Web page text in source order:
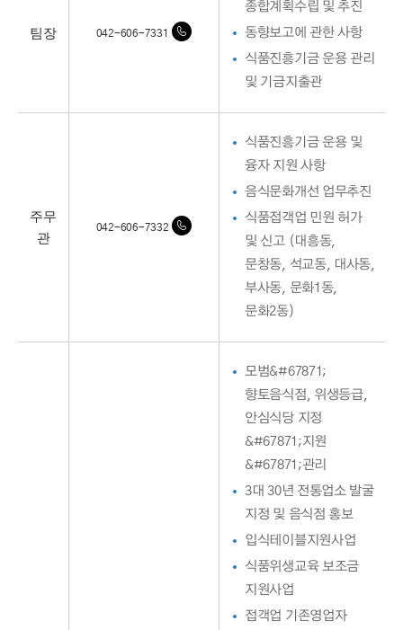
팀장 042-606-7331
종합계획수립 및 추진
동향보고에 관한 사항
식품진흥기금 운용 관리
및 기금지출관
주무
관
042-606-7332
식품진흥기금 운용 및
융자 지원 사항
음식문화개선 업무추진
식품접객업 민원 허가
및 신고 (대흥동,
문창동, 석교동, 대사동,
부사동, 문화1동,
문화2동)
모범&#67871;
향토음식점, 위생등급,
안심식당 지정
&#67871;지원
&#67871;관리
3대 30년 전통업소 발굴
지정 및 음식점 홍보
입식테이블지원사업
식품위생교육 보조금
지원사업
접객업 기존영업자